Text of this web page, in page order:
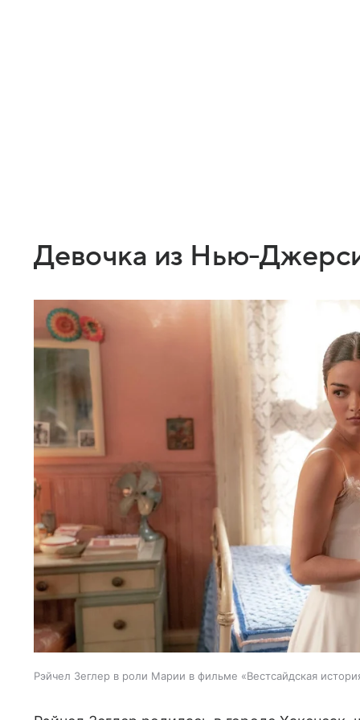
Девочка из Нью-
Рэйчел Зеглер в роли Марии в фильме «Вестсайдская